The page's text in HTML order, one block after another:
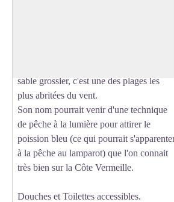
sable grossier, c'est une des plages les
plus abritées du vent.
Son nom pourrait venir d'une technique
de pêche à la lumière pour attirer le
poission bleu (ce qui pourrait
à la pêche au lamparot) que l'on connait
très bien sur la Côte Vermeille.
Douches et Toilettes accessibles.